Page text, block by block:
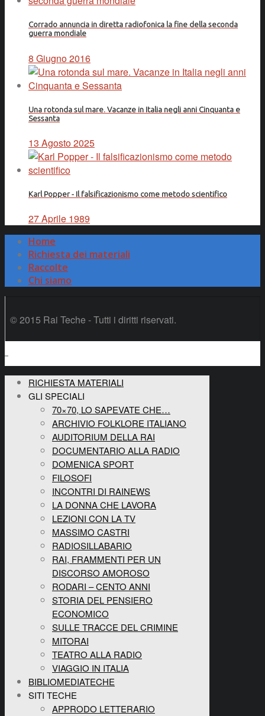
Corrado annuncia in diretta radiofonica la fine della seconda
guerra mondiale
8 Giugno 2016
Una rotonda sul mare. Vacanze in Italia negli anni Cinquanta e
Sessanta
13 Agosto 2025
Karl Popper - Il falsificazionismo come metodo scientifico
27 Aprile 1989
Home
Richiesta dei materiali
Raccolte
Chi siamo
© 2015 Rai Teche - Tutti i diritti riservati.
RICHIESTA MATERIALI
GLI SPECIALI
70×70, LO SAPEVATE CHE…
ARCHIVIO FOLKLORE ITALIANO
AUDITORIUM DELLA RAI
DOCUMENTARIO ALLA RADIO
DOMENICA SPORT
FILOSOFI
INCONTRI DI RAINEWS
LA DONNA CHE LAVORA
LEZIONI CON LA TV
MASSIMO CASTRI
RADIOSILLABARIO
RAI, FRAMMENTI PER UN
DISCORSO AMOROSO
RODARI – CENTO ANNI
STORIA DEL PENSIERO
ECONOMICO
SULLE TRACCE DEL CRIMINE
MITORAI
TEATRO ALLA RADIO
VIAGGIO IN ITALIA
BIBLIOMEDIATECHE
SITI TECHE
APPRODO LETTERARIO